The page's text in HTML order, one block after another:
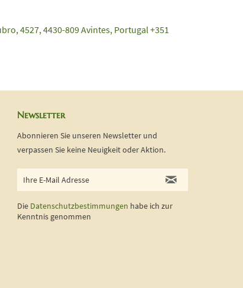
4527, 4430-809 Avintes, Portugal +351
Newsletter
Abonnieren Sie unseren Newsletter und
verpassen Sie keine Neuigkeit oder Aktion.
Die Datenschutzbestimmungen habe ich zur
Kenntnis genommen